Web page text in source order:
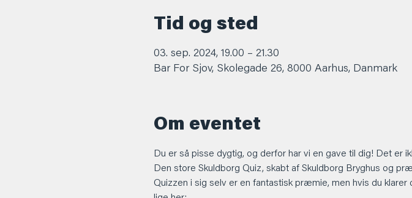
Tid og sted
03. sep. 2024, 19.00 – 21.30
Bar For Sjov, Skolegade 26, 8000 Aarhus, Danmark
Om eventet
Du er så pisse dygtig, og derfor har vi en gave til dig! Det er
Den store Skuldborg Quiz, skabt af Skuldborg Bryghus og
Quizzen i sig selv er en fantastisk præmie, men hvis du